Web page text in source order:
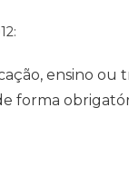
ensino
forma